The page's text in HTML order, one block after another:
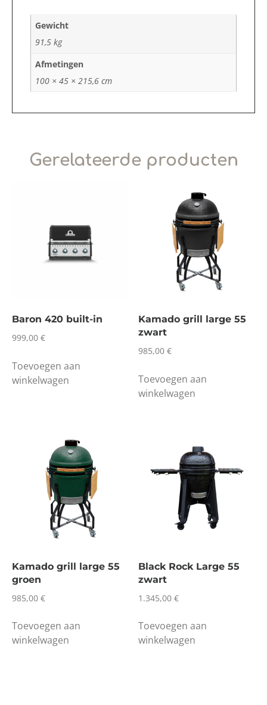
Gewicht
91,5 kg
Afmetingen
100 × 45 × 215,6 cm
Gerelateerde producten
Baron 420 built-in
999,00 €
Toevoegen aan
winkelwagen
Kamado grill large 55
zwart
985,00€
Toevoegen aan
winkelwagen
Kamado grill large 55
groen
985,00 €
Toevoegen aan
winkelwagen
Black Rock Large 55
zwart
1.345,00€
Toevoegen aan
winkelwagen